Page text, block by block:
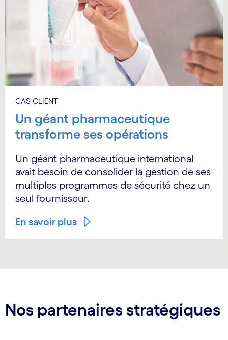
CAS CLIENT
Un géant pharmaceutique
transforme ses opérations
Un géant pharmaceutique international
avait besoin de consolider la gestion de ses
multiples programmes de sécurité chez un
seul fournisseur.
En savoir plus
Nos partenaires stratégiques